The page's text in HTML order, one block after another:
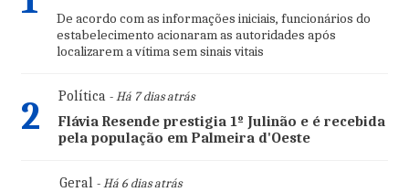
De acordo com as informações iniciais, funcionários do
estabelecimento acionaram as autoridades após
localizarem a vítima sem sinais vitais
2 Política- Há 7 dias atrás
Flávia Resende prestigia 1º Julinão e é recebida
pela população em Palmeira d'Oeste
Geral- Há 6 dias atrás